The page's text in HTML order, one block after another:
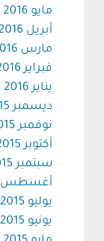
مايو 2016
أبريل 2016
مارس 2016
فبراير 2016
يناير 2016
ديسمبر 2015
نوفمبر 2015
أكتوبر 2015
سبتمبر 2015
أغسطس 2015
يوليو 2015
يونيو 2015